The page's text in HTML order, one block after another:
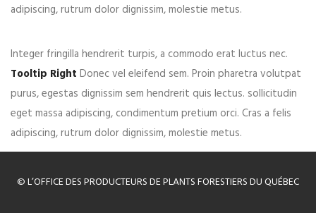
adipiscing, rutrum dolor dignissim, molestie metus.
Integer fringilla hendrerit turpis, a commodo erat luctus nec.
Tooltip Right Donec vel eleifend sem. Proin pharetra volutpat
purus, egestas dignissim sem hendrerit quis lectus. sollicitudin
eget massa adipiscing, condimentum pretium orci. Cras a felis
adipiscing, rutrum dolor dignissim, molestie metus.
© L’OFFICE DES PRODUCTEURS DE PLANTS FORESTIERS DU QUÉBEC